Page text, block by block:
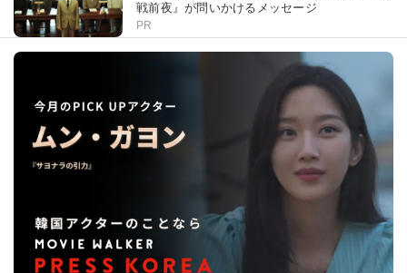
戦前夜』が問いかけるメッセージ
PR